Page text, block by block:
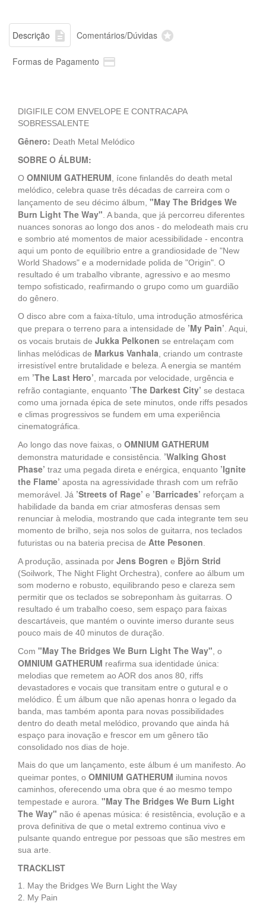
Descrição  Comentários/Dúvidas 
Formas de Pagamento 
DIGIFILE COM ENVELOPE E CONTRACAPA
SOBRESSALENTE
Gênero: Death Metal Melódico
SOBRE O ÁLBUM:
O OMNIUM GATHERUM , ícone finlandês do death metal
melódico, celebra quase três décadas de carreira com o
lançamento de seu décimo álbum, "May The Bridges We
Burn Light The Way" . A banda, que já percorreu diferentes
nuances sonoras ao longo dos anos - do melodeath mais cru
e sombrio até momentos de maior acessibilidade - encontra
aqui um ponto de equilíbrio entre a grandiosidade de "New
World Shadows" e a modernidade polida de "Origin". O
resultado é um trabalho vibrante, agressivo e ao mesmo
tempo sofisticado, reafirmando o grupo como um guardião
do gênero.
O disco abre com a faixa-título, uma introdução atmosférica
que prepara o terreno para a intensidade de ’My Pain’ . Aqui,
os vocais brutais de Jukka Pelkonen se entrelaçam com
linhas melódicas de Markus Vanhala , criando um contraste
irresistível entre brutalidade e beleza. A energia se mantém
em ’The Last Hero’ , marcada por velocidade, urgência e
refrão contagiante, enquanto ’The Darkest City’ se destaca
como uma jornada épica de sete minutos, onde riffs pesados
e climas progressivos se fundem em uma experiência
cinematográfica.
Ao longo das nove faixas, o OMNIUM GATHERUM
demonstra maturidade e consistência. ’Walking Ghost
Phase’ traz uma pegada direta e enérgica, enquanto ’Ignite
the Flame’ aposta na agressividade thrash com um refrão
memorável. Já ’Streets of Rage’ e ’Barricades’ reforçam a
habilidade da banda em criar atmosferas densas sem
renunciar à melodia, mostrando que cada integrante tem seu
momento de brilho, seja nos solos de guitarra, nos teclados
futuristas ou na bateria precisa de Atte Pesonen
A produção, assinada por Jens Bogren e Björn Strid
(Soilwork, The Night Flight Orchestra), confere ao álbum um
som moderno e robusto, equilibrando peso e clareza sem
permitir que os teclados se sobreponham às guitarras. O
resultado é um trabalho coeso, sem espaço para faixas
descartáveis, que mantém o ouvinte imerso durante seus
pouco mais de 40 minutos de duração.
Com "May The Bridges We Burn Light The Way" , o
OMNIUM GATHERUM reafirma sua identidade única:
melodias que remetem ao AOR dos anos 80, riffs
devastadores e vocais que transitam entre o gutural e o
melódico. É um álbum que não apenas honra o legado da
banda, mas também aponta para novas possibilidades
dentro do death metal melódico, provando que ainda há
espaço para inovação e frescor em um gênero tão
consolidado nos dias de hoje.
Mais do que um lançamento, este álbum é um manifesto. Ao
queimar pontes, o OMNIUM GATHERUM ilumina novos
caminhos, oferecendo uma obra que é ao mesmo tempo
tempestade e aurora. "May The Bridges We Burn Light
The Way" não é apenas música: é resistência, evolução e a
prova definitiva de que o metal extremo continua vivo e
pulsante quando entregue por pessoas que são mestres em
sua arte.
TRACKLIST
1. May the Bridges We Burn Light the Way
2. My Pain